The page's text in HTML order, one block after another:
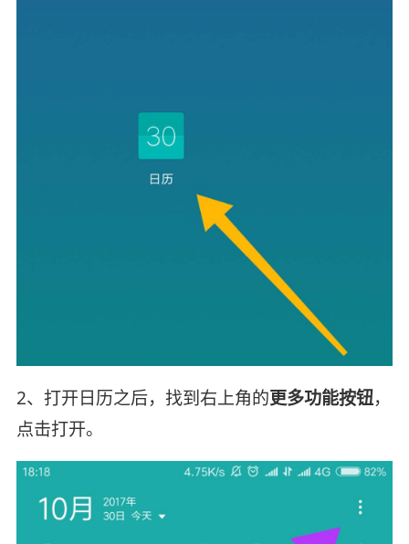
2、打开日历之后，找到右上角的更多功能按钮，
点击打开。